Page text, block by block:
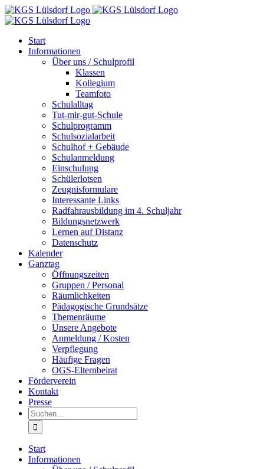
Zum
Inhalt
Start
Informationen
Über uns / Schulprofil
Klassen
Kollegium
Teamfoto
Schulalltag
Tut-mir-gut-Schule
Schulprogramm
Schulsozialarbeit
Schulhof + Gebäude
Schulanmeldung
Einschulung
Schülerlotsen
Zeugnisformulare
Interessante Links
Radfahrausbildung im 4. Schuljahr
Bildungsnetzwerk
Lernen auf Distanz
Datenschutz
Kalender
Ganztag
Öffnungszeiten
Gruppen / Personal
Räumlichkeiten
Pädagogische Grundsätze
Themenräume
Unsere Angebote
Anmeldung / Kosten
Verpflegung
Häufige Fragen
OGS-Elternbeirat
Förderverein
Kontakt
Presse
Suche
nach:
Start
Informationen